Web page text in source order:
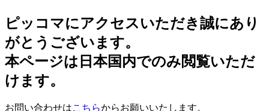
ピッコマにアクセスいただき誠にあり
がとうございます。
本ページは日本国内でのみ閲覧いただ
けます。
お問い合わせはこちらからお願いいたします。